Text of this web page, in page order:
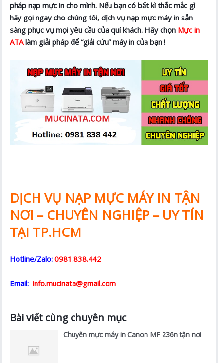
pháp nạp mực in cho mình. Nếu bạn có bất kì thắc mắc gì
hãy gọi ngay cho chúng tôi, dịch vụ nạp mực máy in sẵn
sàng phục vụ mọi yêu cầu của quí khách. Hãy chọn Mực in
ATAlàm giải pháp để “giải cứu” máy in của bạn !
DỊCH VỤ NẠP MỰC MÁY IN TẬN
NƠI – CHUYÊN NGHIỆP – UY TÍN
TẠI TP.HCM
Hotline/Zalo: 0981.838.442
Email: info.mucinata@gmail.com
Bài viết cùng chuyên mục
Chuyên mực máy in Canon MF 236n tận nơi